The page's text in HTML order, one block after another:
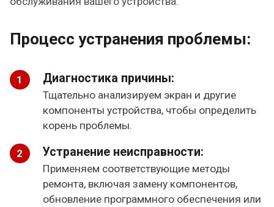
Процесс устранения проблемы:
Диагностика причины:
Тщательно анализируем экран и другие
компоненты устройства, чтобы определить
корень проблемы.
Устранение неисправности:
Применяем соответствующие методы
ремонта, включая замену компонентов,
обновление программного обеспечения или